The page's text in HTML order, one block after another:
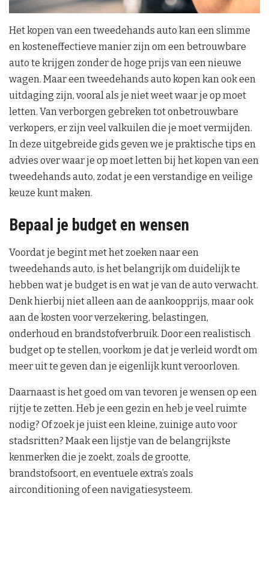
Het kopen van een tweedehands auto kan een slimme
en kosteneffectieve manier zijn om een betrouwbare
auto te krijgen zonder de hoge prijs van een nieuwe
wagen. Maar een tweedehands auto kopen kan ook een
uitdaging zijn, vooral als je niet weet waar je op moet
letten. Van verborgen gebreken tot onbetrouwbare
verkopers, er zijn veel valkuilen die je moet vermijden.
In deze uitgebreide gids geven we je praktische tips en
advies over waar je op moet letten bij het kopen van een
tweedehands auto, zodat je een verstandige en veilige
keuze kunt maken.
Bepaal je budget en wensen
Voordat je begint met het zoeken naar een
tweedehands auto, is het belangrijk om duidelijk te
hebben wat je budget is en wat je van de auto verwacht.
Denk hierbij niet alleen aan de aankoopprijs, maar ook
aan de kosten voor verzekering, belastingen,
onderhoud en brandstofverbruik. Door een realistisch
budget op te stellen, voorkom je dat je verleid wordt om
meer uit te geven dan je eigenlijk kunt veroorloven.
Daarnaast is het goed om van tevoren je wensen op een
rijtje te zetten. Heb je een gezin en heb je veel ruimte
nodig? Of zoek je juist een kleine, zuinige auto voor
stadsritten? Maak een lijstje van de belangrijkste
kenmerken die je zoekt, zoals de grootte,
brandstofsoort, en eventuele extra’s zoals
airconditioning of een navigatiesysteem.